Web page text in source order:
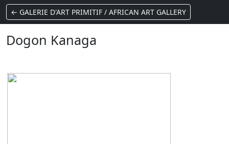
← GALERIE D'ART PRIMITIF / AFRICAN ART GALLERY
Dogon Kanaga